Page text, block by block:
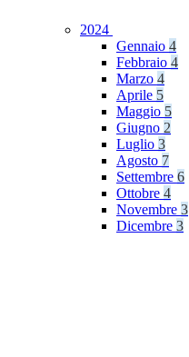
2024
Gennaio 4
Febbraio 4
Marzo 4
Aprile 5
Maggio 5
Giugno 2
Luglio 3
Agosto 7
Settembre 6
Ottobre 4
Novembre 3
Dicembre 3